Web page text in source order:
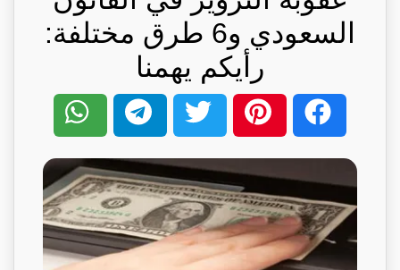
السعودي و6 طرق مختلفة:
رأيكم يهمنا